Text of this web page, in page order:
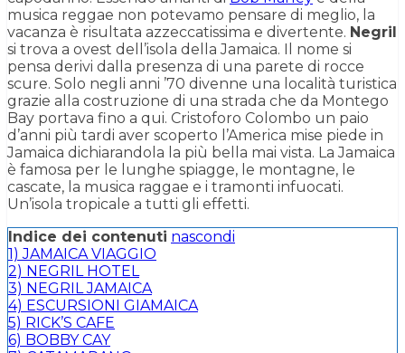
musica reggae non potevamo pensare di meglio, la
vacanza è risultata azzeccatissima e divertente. Negril
si trova a ovest dell’isola della Jamaica. Il nome si
pensa derivi dalla presenza di una parete di rocce
scure. Solo negli anni ’70 divenne una località turistica
grazie alla costruzione di una strada che da Montego
Bay portava fino a qui. Cristoforo Colombo un paio
d’anni più tardi aver scoperto l’America mise piede in
Jamaica dichiarandola la più bella mai vista. La Jamaica
è famosa per le lunghe spiagge, le montagne, le
cascate, la musica raggae e i tramonti infuocati.
Un’isola tropicale a tutti gli effetti.
Indice dei contenuti nascondi
1) JAMAICA VIAGGIO
2) NEGRIL HOTEL
3) NEGRIL JAMAICA
4) ESCURSIONI GIAMAICA
5) RICK’S CAFE
6) BOBBY CAY